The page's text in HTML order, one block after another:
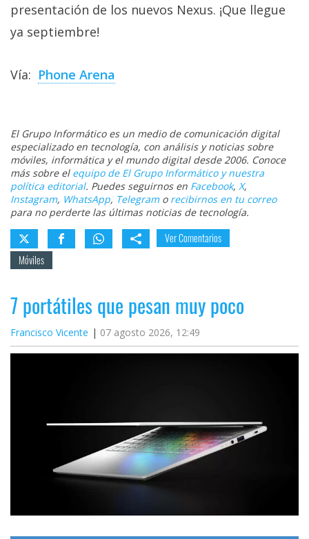
presentación de los nuevos Nexus. ¡Que llegue
ya septiembre!
Vía: Phone Arena
El Grupo Informático es un medio de comunicación digital
especializado en tecnología, con análisis y noticias sobre
móviles, informática y el mundo digital desde 2006. Conoce
más sobre el equipo de El Grupo Informático y nuestra
política editorial. Puedes seguirnos en Facebook, X,
Instagram, WhatsApp, Telegramo recibirnos en tu correo
para no perderte las últimas noticias de tecnología.
Ver Comentarios
Móviles
7 portátiles que pesan muy poco
Francisco Vicente 07 agosto 2026, 12:49